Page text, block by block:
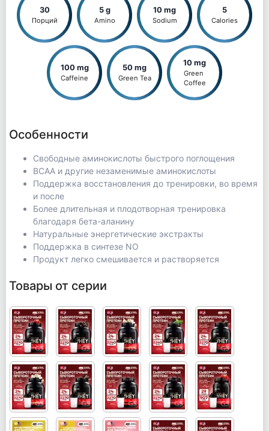
30
Порций
5 g
Amino
10 mg
Sodium
5
Calories
100 mg
Caffeine
50 mg
Green Tea
10 mg
Green
Coffee
Особенности
Свободные аминокислоты быстрого поглощения
ВСАА и другие незаменимые аминокислоты
Поддержка восстановления до тренировки, во время
и после
Более длительная и плодотворная тренировка
благодаря бета-аланину
Натуральные энергетические экстракты
Поддержка в синтезе NO
Продукт легко смешивается и растворяется
Товары от серии